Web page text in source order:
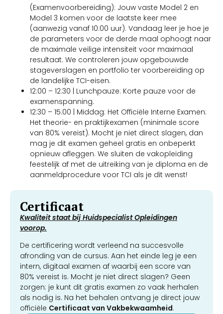
(Examenvoorbereiding): Jouw vaste Model 2 en
Model 3 komen voor de laatste keer mee
(aanwezig vanaf 10:00 uur). Vandaag leer je hoe je
de parameters voor de derde maal ophoogt naar
de maximale veilige intensiteit voor maximaal
resultaat. We controleren jouw opgebouwde
stageverslagen en portfolio ter voorbereiding op
de landelijke TCI-eisen.
12:00 – 12:30 | Lunchpauze: Korte pauze voor de
examenspanning.
12:30 – 15:00 | Middag: Het Officiële Interne Examen:
Het theorie- en praktijkexamen (minimale score
van 80% vereist). Mocht je niet direct slagen, dan
mag je dit examen geheel gratis en onbeperkt
opnieuw afleggen. We sluiten de vakopleiding
feestelijk af met de uitreiking van je diploma en de
aanmeldprocedure voor TCI als je dit wenst!
Certificaat
Kwaliteit staat bij Huidspecialist Opleidingen
voorop.
De certificering wordt verleend na succesvolle
afronding van de cursus. Aan het einde leg je een
intern, digitaal examen af waarbij een score van
80% vereist is. Mocht je niet direct slagen? Geen
zorgen: je kunt dit gratis examen zo vaak herhalen
als nodig is. Na het behalen ontvang je direct jouw
officiële Certificaat van Vakbekwaamheid.